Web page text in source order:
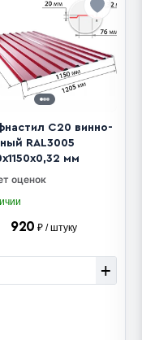
С20 винно-
RAL3005
мм
оценок
920 ₽ / штуку
+